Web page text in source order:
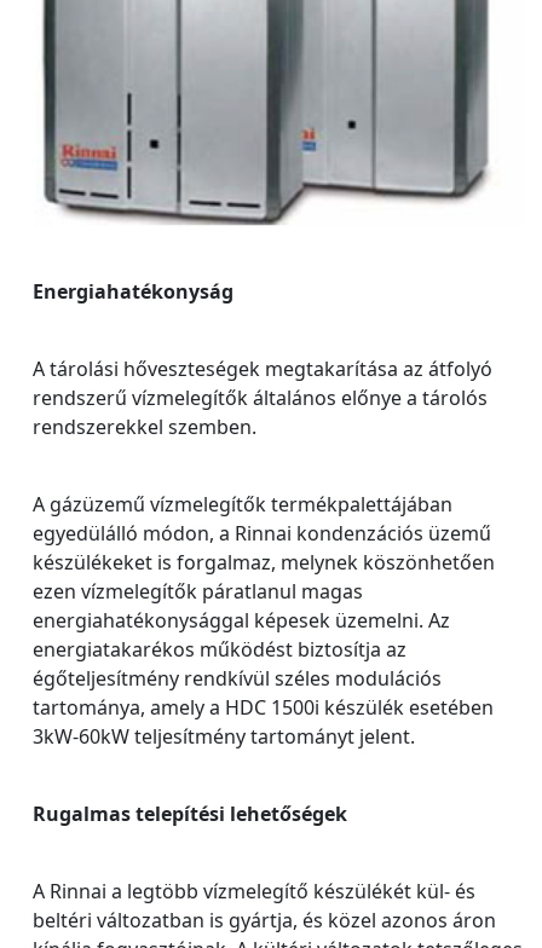
Energiahatékonyság
A tárolási hőveszteségek megtakarítása az átfolyó
rendszerű vízmelegítők általános előnye a tárolós
rendszerekkel szemben.
A gázüzemű vízmelegítők termékpalettájában
egyedülálló módon, a Rinnai kondenzációs üzemű
készülékeket is forgalmaz, melynek köszönhetően
ezen vízmelegítők páratlanul magas
energiahatékonysággal képesek üzemelni. Az
energiatakarékos működést biztosítja az
égőteljesítmény rendkívül széles modulációs
tartománya, amely a HDC 1500i készülék esetében
3kW-60kW teljesítmény tartományt jelent.
Rugalmas telepítési lehetőségek
A Rinnai a legtöbb vízmelegítő készülékét kül- és
beltéri változatban is gyártja, és közel azonos áron